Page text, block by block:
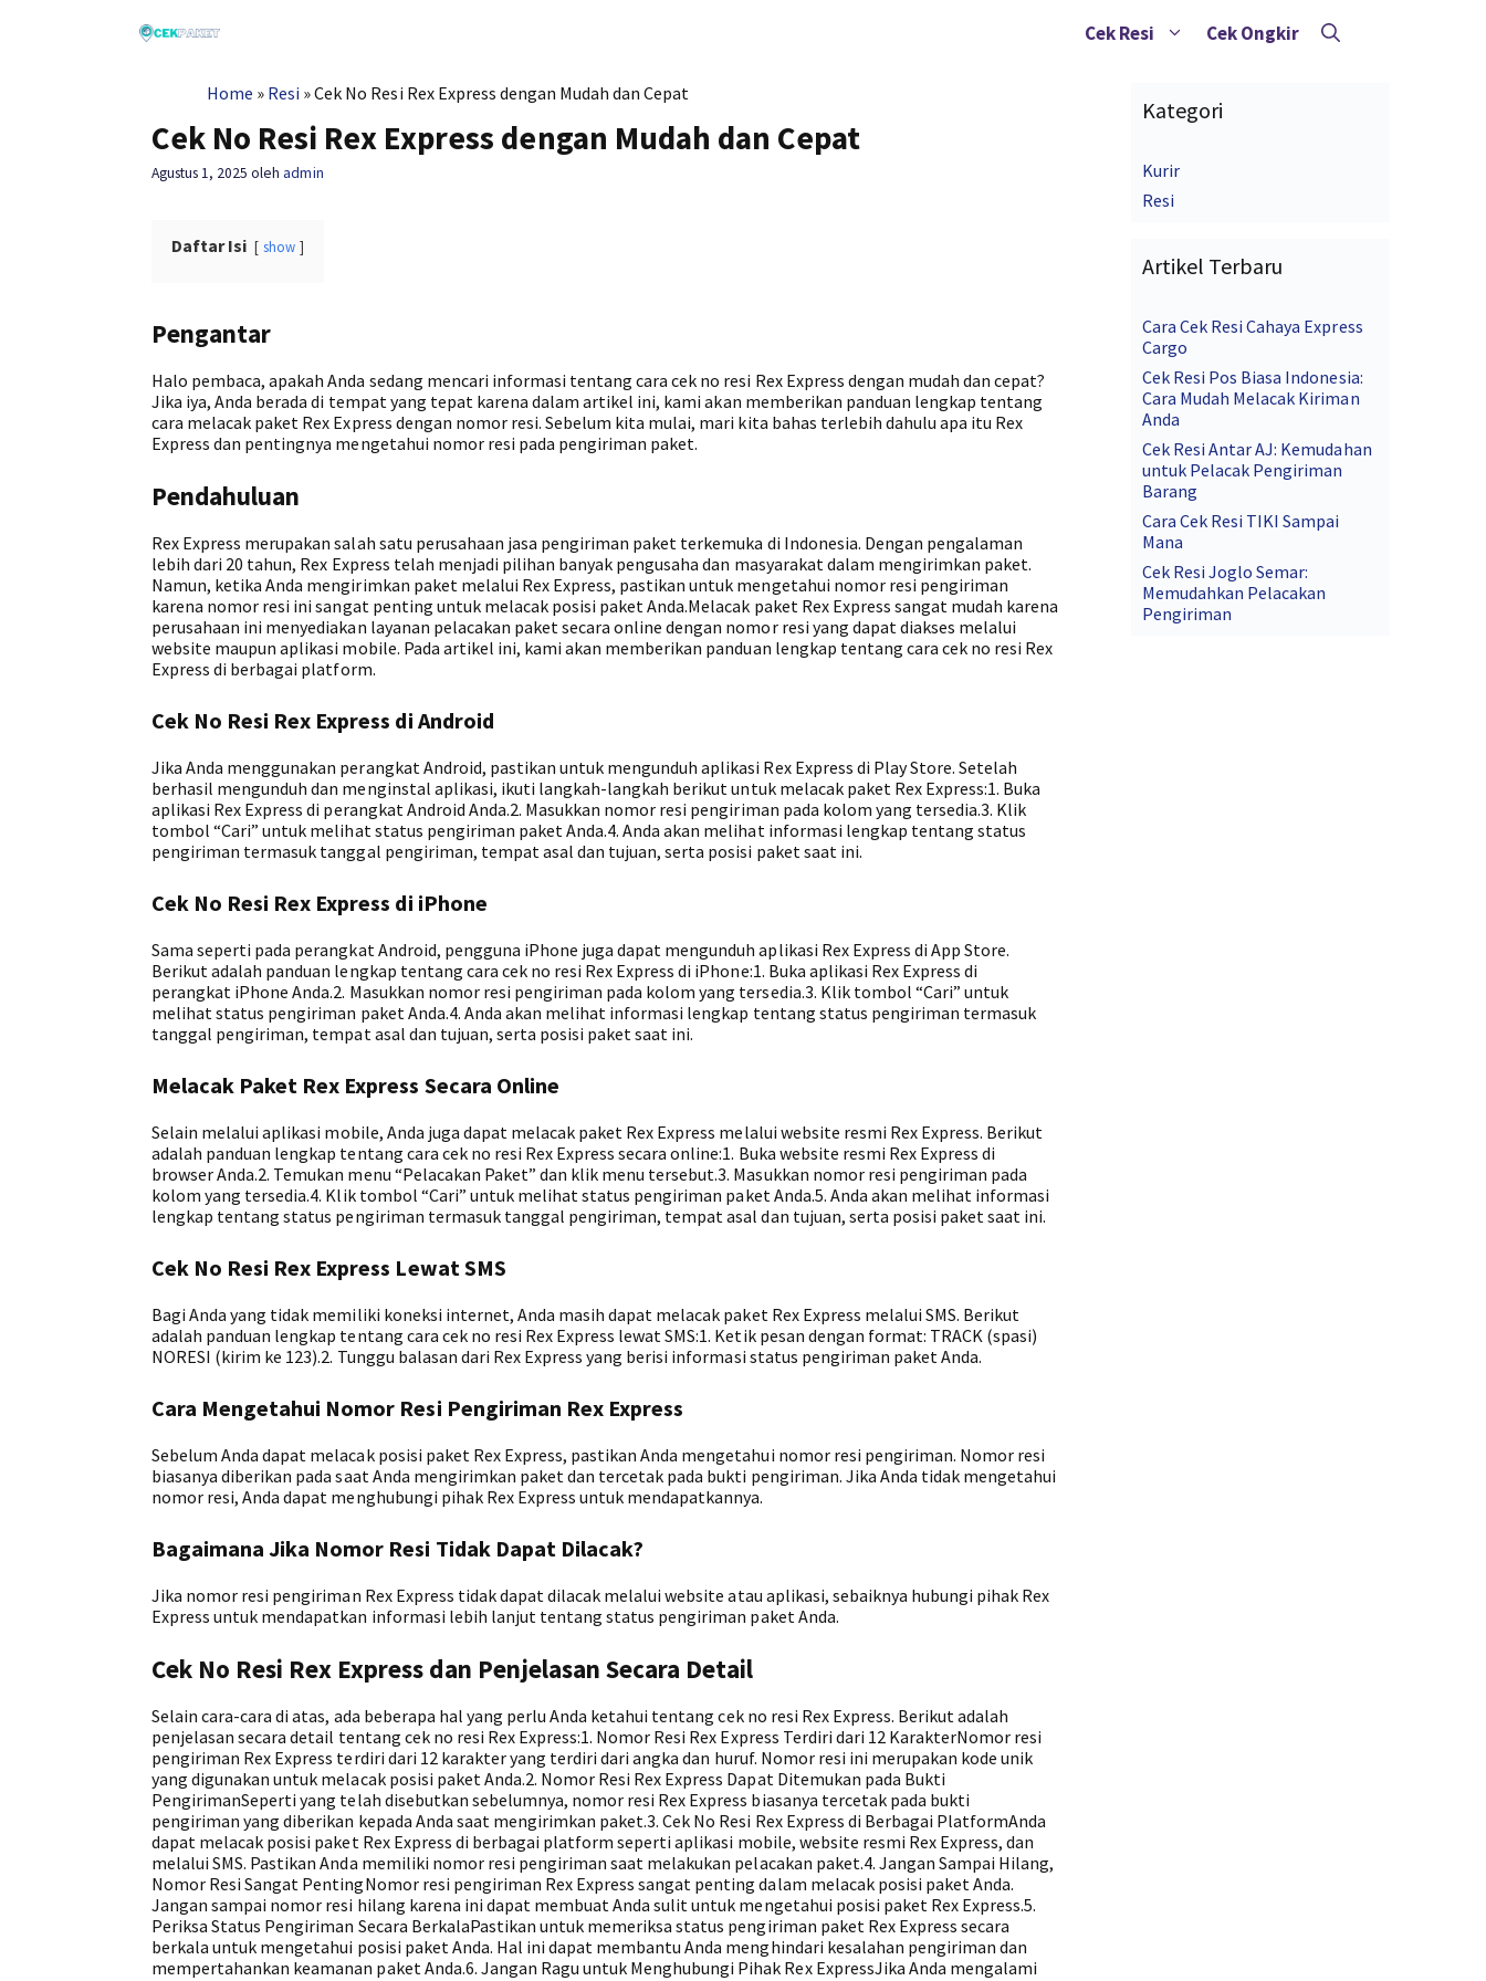
Cek Resi Cek Ongkir
Home » Resi »Cek No Resi Rex Express dengan Mudah dan Cepat
Cek No Resi Rex Express dengan Mudah dan Cepat
Agustus 1, 2025 oleh admin
Daftar Isi show
Pengantar
Halo pembaca, apakah Anda sedang mencari informasi tentang cara cek no resi Rex Express dengan mudah dan cepat?
Jika iya, Anda berada di tempat yang tepat karena dalam artikel ini, kami akan memberikan panduan lengkap tentang
cara melacak paket Rex Express dengan nomor resi. Sebelum kita mulai, mari kita bahas terlebih dahulu apa itu Rex
Express dan pentingnya mengetahui nomor resi pada pengiriman paket.
Pendahuluan
Rex Express merupakan salah satu perusahaan jasa pengiriman paket terkemuka di Indonesia. Dengan pengalaman
lebih dari 20 tahun, Rex Express telah menjadi pilihan banyak pengusaha dan masyarakat dalam mengirimkan paket.
Namun, ketika Anda mengirimkan paket melalui Rex Express, pastikan untuk mengetahui nomor resi pengiriman
karena nomor resi ini sangat penting untuk melacak posisi paket Anda.Melacak paket Rex Express sangat mudah karena
perusahaan ini menyediakan layanan pelacakan paket secara online dengan nomor resi yang dapat diakses melalui
website maupun aplikasi mobile. Pada artikel ini, kami akan memberikan panduan lengkap tentang cara cek no resi Rex
Express di berbagai platform.
Cek No Resi Rex Express di Android
Jika Anda menggunakan perangkat Android, pastikan untuk mengunduh aplikasi Rex Express di Play Store. Setelah
berhasil mengunduh dan menginstal aplikasi, ikuti langkah-langkah berikut untuk melacak paket Rex Express:1. Buka
aplikasi Rex Express di perangkat Android Anda.2. Masukkan nomor resi pengiriman pada kolom yang tersedia.3. Klik
tombol “Cari” untuk melihat status pengiriman paket Anda.4. Anda akan melihat informasi lengkap tentang status
pengiriman termasuk tanggal pengiriman, tempat asal dan tujuan, serta posisi paket saat ini.
Cek No Resi Rex Express di iPhone
Sama seperti pada perangkat Android, pengguna iPhone juga dapat mengunduh aplikasi Rex Express di App Store.
Berikut adalah panduan lengkap tentang cara cek no resi Rex Express di iPhone:1. Buka aplikasi Rex Express di
perangkat iPhone Anda.2. Masukkan nomor resi pengiriman pada kolom yang tersedia.3. Klik tombol “Cari” untuk
melihat status pengiriman paket Anda.4. Anda akan melihat informasi lengkap tentang status pengiriman termasuk
tanggal pengiriman, tempat asal dan tujuan, serta posisi paket saat ini.
Melacak Paket Rex Express Secara Online
Selain melalui aplikasi mobile, Anda juga dapat melacak paket Rex Express melalui website resmi Rex Express. Berikut
adalah panduan lengkap tentang cara cek no resi Rex Express secara online:1. Buka website resmi Rex Express di
browser Anda.2. Temukan menu “Pelacakan Paket” dan klik menu tersebut.3. Masukkan nomor resi pengiriman pada
kolom yang tersedia.4. Klik tombol “Cari” untuk melihat status pengiriman paket Anda.5. Anda akan melihat informasi
lengkap tentang status pengiriman termasuk tanggal pengiriman, tempat asal dan tujuan, serta posisi paket saat ini.
Cek No Resi Rex Express Lewat SMS
Bagi Anda yang tidak memiliki koneksi internet, Anda masih dapat melacak paket Rex Express melalui SMS. Berikut
adalah panduan lengkap tentang cara cek no resi Rex Express lewat SMS:1. Ketik pesan dengan format: TRACK (spasi)
NORESI (kirim ke 123).2. Tunggu balasan dari Rex Express yang berisi informasi status pengiriman paket Anda.
Cara Mengetahui Nomor Resi Pengiriman Rex Express
Sebelum Anda dapat melacak posisi paket Rex Express, pastikan Anda mengetahui nomor resi pengiriman. Nomor resi
biasanya diberikan pada saat Anda mengirimkan paket dan tercetak pada bukti pengiriman. Jika Anda tidak mengetahui
nomor resi, Anda dapat menghubungi pihak Rex Express untuk mendapatkannya.
Bagaimana Jika Nomor Resi Tidak Dapat Dilacak?
Jika nomor resi pengiriman Rex Express tidak dapat dilacak melalui website atau aplikasi, sebaiknya hubungi pihak Rex
Express untuk mendapatkan informasi lebih lanjut tentang status pengiriman paket Anda.
Cek No Resi Rex Express dan Penjelasan Secara Detail
Selain cara-cara di atas, ada beberapa hal yang perlu Anda ketahui tentang cek no resi Rex Express. Berikut adalah
penjelasan secara detail tentang cek no resi Rex Express:1. Nomor Resi Rex Express Terdiri dari 12 KarakterNomor resi
pengiriman Rex Express terdiri dari 12 karakter yang terdiri dari angka dan huruf. Nomor resi ini merupakan kode unik
yang digunakan untuk melacak posisi paket Anda.2. Nomor Resi Rex Express Dapat Ditemukan pada Bukti
PengirimanSeperti yang telah disebutkan sebelumnya, nomor resi Rex Express biasanya tercetak pada bukti
pengiriman yang diberikan kepada Anda saat mengirimkan paket.3. Cek No Resi Rex Express di Berbagai PlatformAnda
dapat melacak posisi paket Rex Express di berbagai platform seperti aplikasi mobile, website resmi Rex Express, dan
melalui SMS. Pastikan Anda memiliki nomor resi pengiriman saat melakukan pelacakan paket.4. Jangan Sampai Hilang,
Nomor Resi Sangat PentingNomor resi pengiriman Rex Express sangat penting dalam melacak posisi paket Anda.
Jangan sampai nomor resi hilang karena ini dapat membuat Anda sulit untuk mengetahui posisi paket Rex Express.5.
Periksa Status Pengiriman Secara BerkalaPastikan untuk memeriksa status pengiriman paket Rex Express secara
berkala untuk mengetahui posisi paket Anda. Hal ini dapat membantu Anda menghindari kesalahan pengiriman dan
mempertahankan keamanan paket Anda.6. Jangan Ragu untuk Menghubungi Pihak Rex ExpressJika Anda mengalami
Kategori
Kurir
Resi
Artikel Terbaru
Cara Cek Resi Cahaya Express
Cargo
Cek Resi Pos Biasa Indonesia:
Cara Mudah Melacak Kiriman
Anda
Cek Resi Antar AJ: Kemudahan
untuk Pelacak Pengiriman
Barang
Cara Cek Resi TIKI Sampai
Mana
Cek Resi Joglo Semar:
Memudahkan Pelacakan
Pengiriman